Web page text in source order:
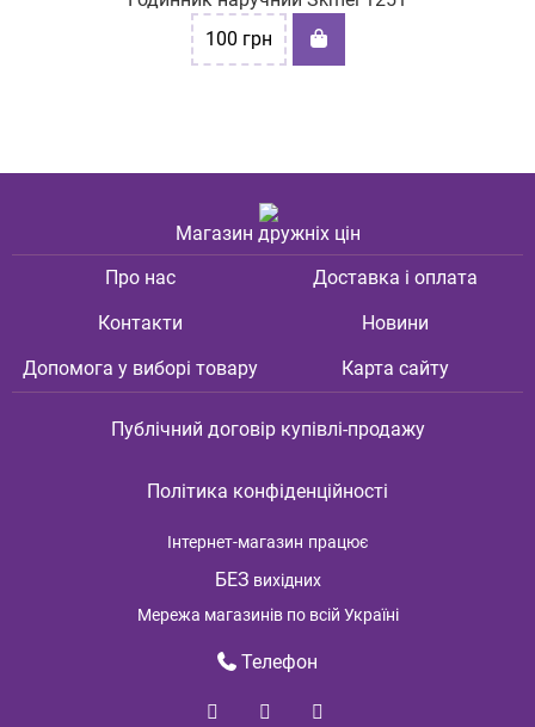
100 грн
Магазин дружніх цін
Про нас
Доставка і оплата
Контакти
Новини
Допомога у виборі товару
Карта сайту
Публічний договір купівлі-продажу
Політика конфіденційності
Інтернет-магазин працює
БЕЗ вихідних
Мережа магазинів по всій Україні
Телефон